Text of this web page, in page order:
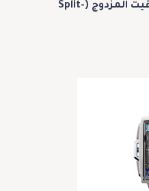
ساعة TAG Heuer Monaco للتوقيت المزدوج (Split-